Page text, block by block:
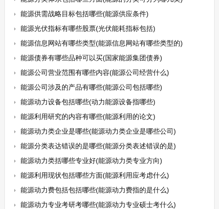
能源供需战略目标包括哪些(能源供应条件)
能源光伏指标有哪些股票(光伏能耗指标包括)
能源信息网站有哪些类型(能源信息网站有哪些类型的)
能源债券有哪些品种可以买(国家能源集团债券)
能源公司营业范围有哪些内容(能源公司经营什么)
能源公司涉及的产品有哪些(能源公司包括哪些)
能源动力设备包括哪些(动力能源设备指哪些)
能源利用研究的内容有哪些(能源利用的论文)
能源动力类企业是哪些(能源动力类企业是哪些公司)
能源分类表达错误的是哪些(能源分类表述错误的是)
能源动力类括哪些专业好(能源动力类专业方向)
能源利用现状包括哪些方面(能源利用应考虑什么)
能源动力费包括包括哪些(能源动力费指的是什么)
能源动力专业考研考哪些(能源动力专业硕士考什么)